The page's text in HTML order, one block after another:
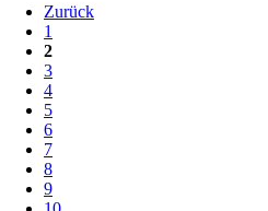
Zurück
1
2
3
4
5
6
7
8
9